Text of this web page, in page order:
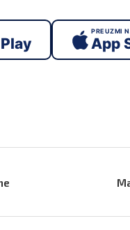
PREUZMI
App